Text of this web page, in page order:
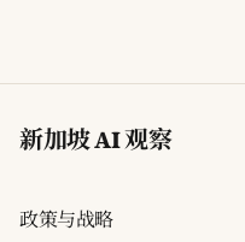
新加坡 AI 观察
政策与战略